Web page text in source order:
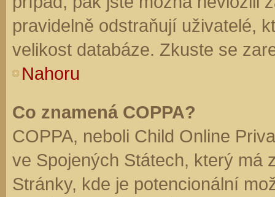
pravidelně odstraňují uživatelé,
velikost databáze. Zkuste se
Nahoru
Co znamená COPPA?
COPPA, neboli Child Online
ve Spojených Státech, který má
Stránky, kde je potencionální